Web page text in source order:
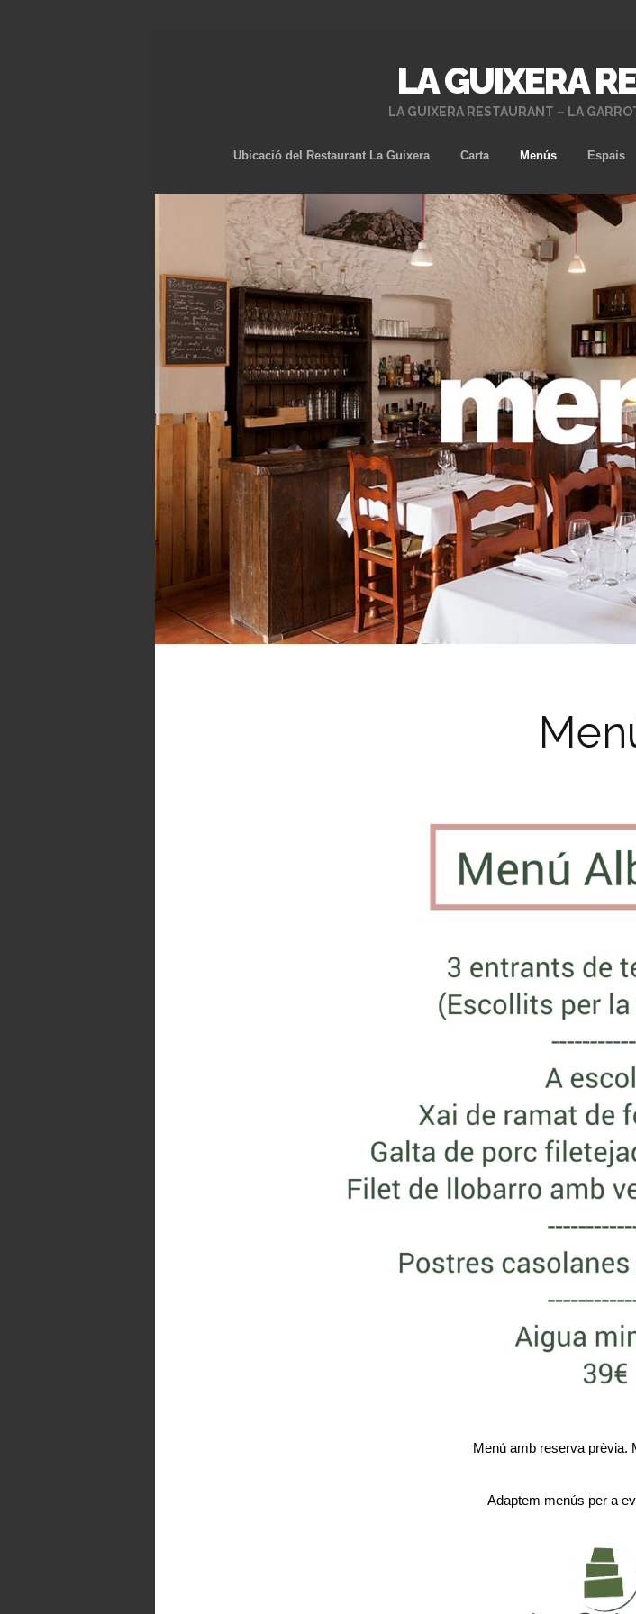
LA GUIXERA
LA GUIXERA RESTAURANT – LA
Vés
Ubicació del Restaurant La Guixera Carta Menús Espais
Menú amb reserva prèvia.
Adaptem menús per a